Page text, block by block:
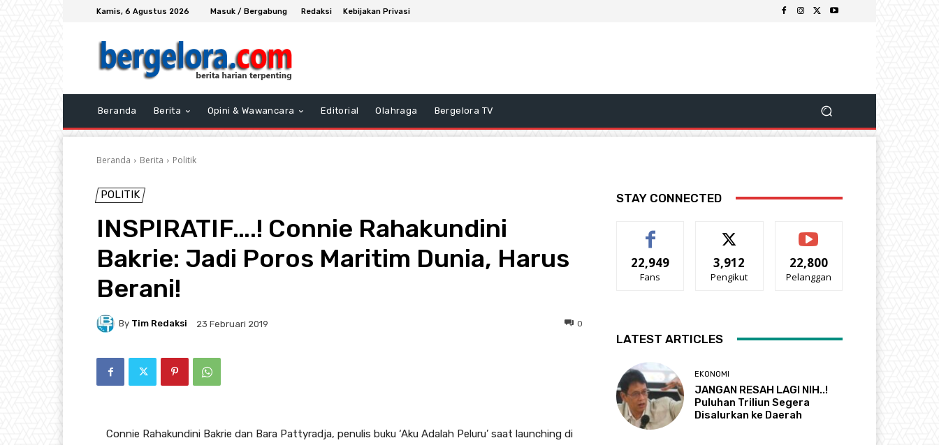
Kamis, 6 Agustus 2026 Masuk / Bergabung Redaksi Kebijakan Privasi
Beranda Berita Opini & Wawancara Editorial Olahraga Bergelora TV
Beranda Berita Politik
POLITIK
INSPIRATIF….! Connie Rahakundini
Bakrie: Jadi Poros Maritim Dunia, Harus
Berani!
By Tim Redaksi 23 Februari 2019 0
Connie Rahakundini Bakrie dan Bara Pattyradja, penulis buku ‘Aku Adalah Peluru’ saat launching di
STAY CONNECTED
22,949
Fans
3,912
Pengikut
22,800
Pelanggan
LATEST ARTICLES
EKONOMI
JANGAN RESAH LAGI NIH..!
Puluhan Triliun Segera
Disalurkan ke Daerah